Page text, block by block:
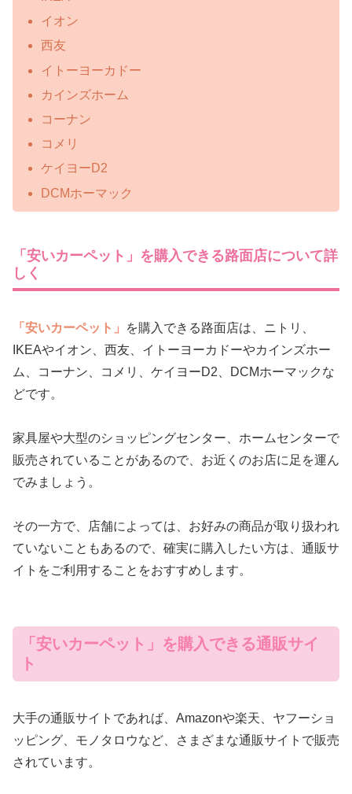
イオン
西友
イトーヨーカドー
カインズホーム
コーナン
コメリ
ケイヨーD2
DCMホーマック
「安いカーペット」を購入できる路面店について詳
しく
「安いカーペット」
を購入できる路面店は、ニトリ、
IKEAやイオン、西友、イトーヨーカドーやカインズホー
ム、コーナン、コメリ、ケイヨーD2、DCMホーマックな
どです。
家具屋や大型のショッピングセンター、ホームセンターで
販売されていることがあるので、お近くのお店に足を運ん
でみましょう。
その一方で、店舗によっては、お好みの商品が取り扱われ
ていないこともあるので、確実に購入したい方は、通販サ
イトをご利用することをおすすめします。
「安いカーペット」を購入できる通販サイ
ト
大手の通販サイトであれば、Amazonや楽天、ヤフーショ
ッピング、モノタロウなど、さまざまな通販サイトで販売
されています。